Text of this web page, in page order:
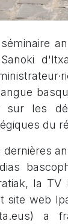
sur les
du
dernières
la TV
site web
a